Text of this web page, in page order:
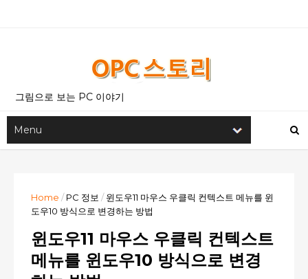
그림으로 보는 PC 이야기
Home / PC 정보 / 윈도우11 마우스 우클릭 컨텍스트 메뉴를 윈
도우10 방식으로 변경하는 방법
윈도우11 마우스 우클릭 컨텍스트
메뉴를 윈도우10 방식으로 변경